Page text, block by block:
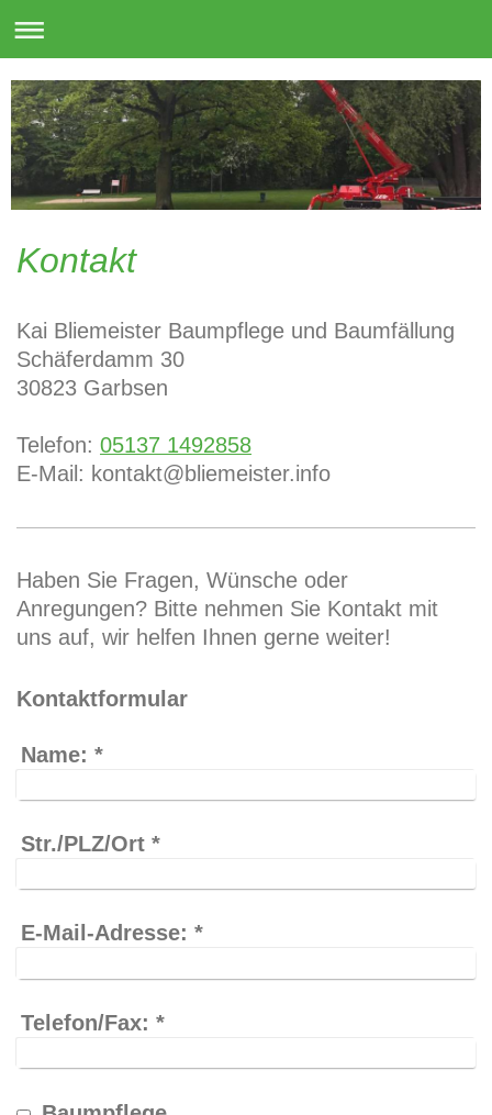
Kontakt
Kai Bliemeister Baumpflege und Baumfällung
Schäferdamm 30
30823 Garbsen
Telefon: 05137 1492858
E-Mail: kontakt@bliemeister.info
Haben Sie Fragen, Wünsche oder
Anregungen? Bitte nehmen Sie Kontakt mit
uns auf, wir helfen Ihnen gerne weiter!
Kontaktformular
Name: *
Str./PLZ/Ort *
E-Mail-Adresse: *
Telefon/Fax: *